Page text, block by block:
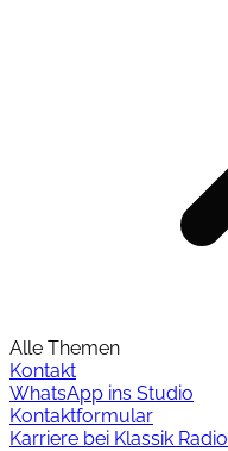
Alle Themen
Kontakt
WhatsApp ins Studio
Kontaktformular
Karriere bei Klassik Radio